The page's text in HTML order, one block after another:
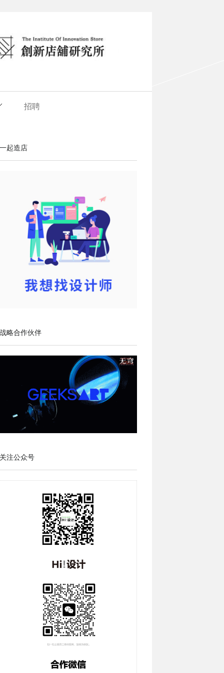
招聘
起造店
略合作伙伴
注公众号